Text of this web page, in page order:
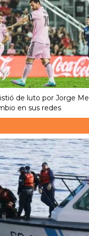
de luto por Jorge
en sus redes